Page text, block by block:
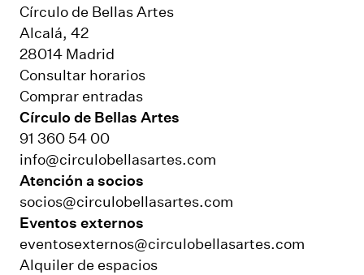
Círculo de Bellas Artes
Alcalá, 42
28014 Madrid
Consultar horarios
Comprar entradas
Círculo de Bellas Artes
91 360 54 00
info@circulobellasartes.com
Atención a socios
socios@circulobellasartes.com
Eventos externos
eventosexternos@circulobellasartes.com
Alquiler de espacios